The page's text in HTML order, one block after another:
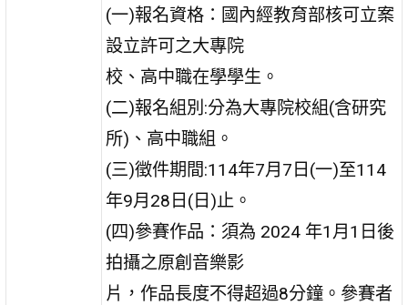
(一)報名資格：國內經教育部核可立案
設立許可之大專院
校、高中職在學學生。
(二)報名組別:分為大專院校組(含研究
所)、高中職組。
(三)徵件期間:114年7月7日(一)至114
年9月28日(日)止。
(四)參賽作品：須為 2024 年1月1日後
拍攝之原創音樂影
片，作品長度不得超過8分鐘。參賽者